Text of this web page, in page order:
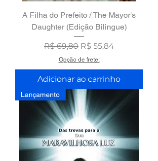
A Filha do Prefeito / The Mayor's
Daughter (Edição Bilingue)
Preço normal
R$ 69,80 Preço promocional
R$ 55,84
Opção de frete:
Adicionar ao carrinho
Lançamento